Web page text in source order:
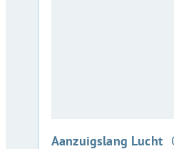
Aanzuigslang Lucht :